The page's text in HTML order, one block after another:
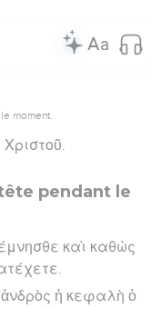
moment.
pendant le
καὶ καθὼς
ἀνδρὸς ἡ κεφαλὴ ὁ